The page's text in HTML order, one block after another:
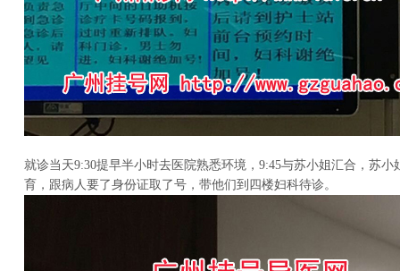
就诊当天9:30提早半小时去医院熟悉环境，9:45与苏小姐汇合，苏
育，跟病人要了身份证取了号，带他们到四楼妇科待诊。